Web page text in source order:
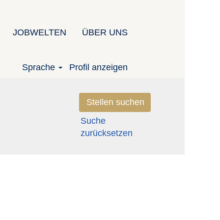
JOBWELTEN ÜBER UNS
Sprache Profil anzeigen
Suche
zurücksetzen